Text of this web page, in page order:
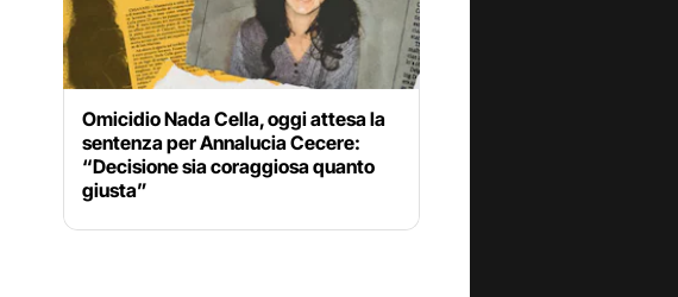
Omicidio Nada Cella, oggi attesa la
sentenza per Annalucia Cecere:
“Decisione sia coraggiosa quanto
giusta”